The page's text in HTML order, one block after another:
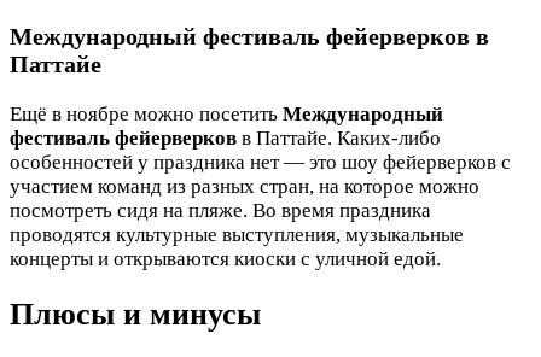
Международный фестиваль фейерверков в
Паттайе
Ещё в ноябре можно посетить Международный
фестиваль фейерверков в Паттайе. Каких-либо
особенностей у праздника нет — это шоу фейерверков с
участием команд из разных стран, на которое можно
посмотреть сидя на пляже. Во время праздника
проводятся культурные выступления, музыкальные
концерты и открываются киоски с уличной едой.
Плюсы и минусы